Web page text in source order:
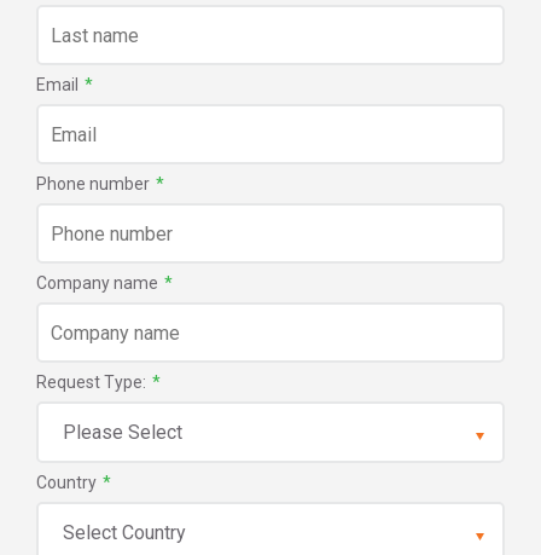
Email *
Phone number *
Company name *
Request Type: *
Country *